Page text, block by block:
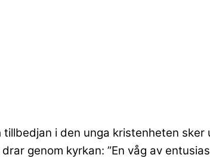
i den unga kristenheten
genom kyrkan: ”En våg av